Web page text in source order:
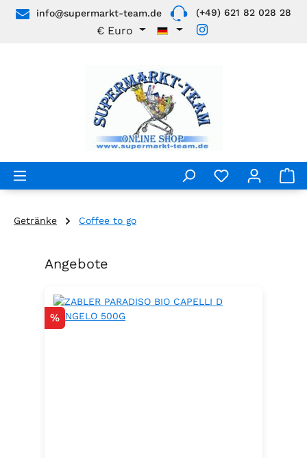
Zum Hauptinhalt springen
info@supermarkt-team.de (+49) 621 82 028 28
€ Euro
Getränke Coffee to go
Produktgalerie überspringen
Angebote
Rabatt
%